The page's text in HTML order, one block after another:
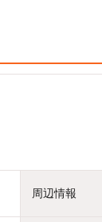
周辺情報